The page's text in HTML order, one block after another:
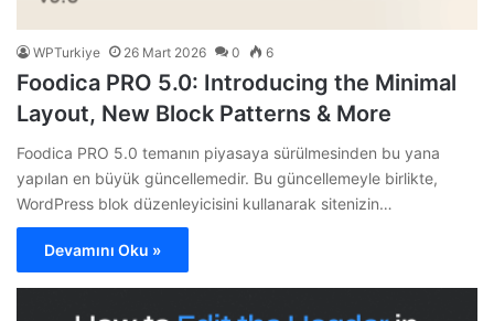
WPTurkiye 26 Mart 2026 0 6
Foodica PRO 5.0: Introducing the Minimal
Layout, New Block Patterns & More
Foodica PRO 5.0 temanın piyasaya sürülmesinden bu yana
yapılan en büyük güncellemedir. Bu güncellemeyle birlikte,
WordPress blok düzenleyicisini kullanarak sitenizin…
Devamını Oku »